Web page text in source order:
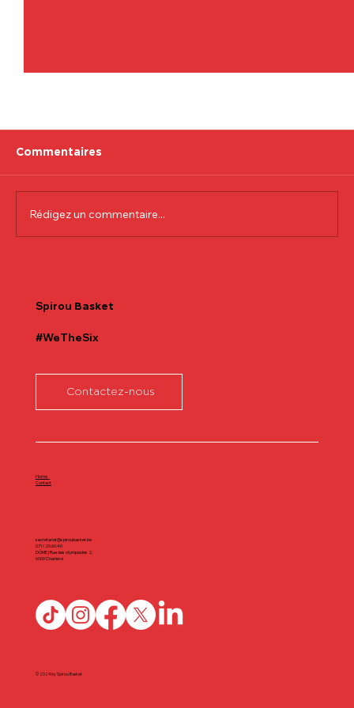
Commentaires
Rédigez un commentaire...
Spirou Basket
#WeTheSix
Contactez-nous
secretariat@spiroubasket.be
071/20.60.40
DÔME | Rue des olympiades 2,
6000 Charleroi
Home
Contact
© 2024 by Spirou Basket